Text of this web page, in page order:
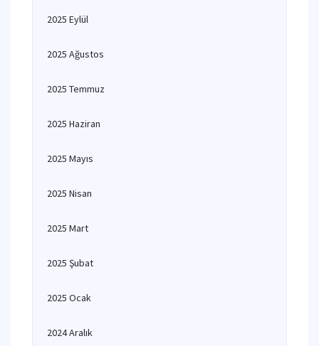
2025 Eylül
2025 Ağustos
2025 Temmuz
2025 Haziran
2025 Mayıs
2025 Nisan
2025 Mart
2025 Şubat
2025 Ocak
2024 Aralık